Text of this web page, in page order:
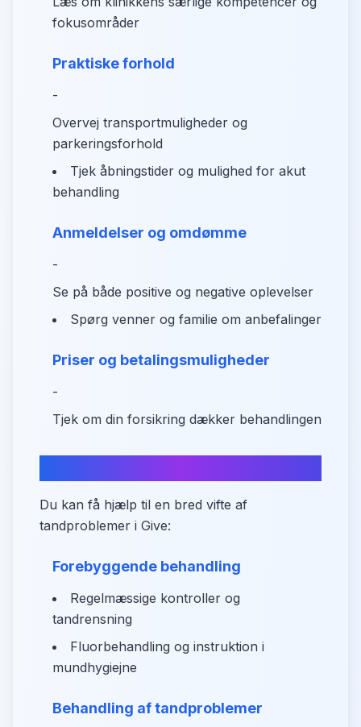
fokusområder
Praktiske forhold
-
Overvej transportmuligheder og
parkeringsforhold
Tjek åbningstider og mulighed for akut
behandling
Anmeldelser og omdømme
-
Se på både positive og negative oplevelser
Spørg venner og familie om anbefalinger
Priser og betalingsmuligheder
-
Tjek om din forsikring dækker behandlingen
Du kan få hjælp til en bred vifte af
tandproblemer i Give:
Forebyggende behandling
Regelmæssige kontroller og
tandrensning
Fluorbehandling og instruktion i
mundhygiejne
Behandling af tandproblemer